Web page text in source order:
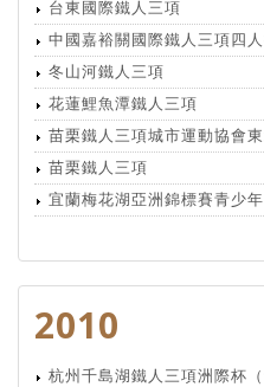
台東國際鐵人三項
中國嘉裕關國際鐵人三項四
冬山河鐵人三項
花蓮鯉魚潭鐵人三項
苗栗鐵人三項城市運動協會
苗栗鐵人三項
宜蘭梅花湖亞洲錦標賽青少年
2010
杭州千島湖鐵人三項洲際杯（